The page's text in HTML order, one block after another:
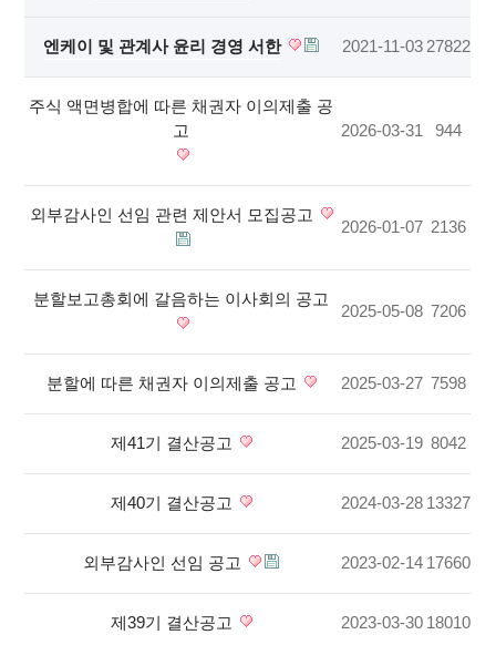
엔케이 및 관계사 윤리 경영 서한 2021-11-03 27822
주식 액면병합에 따른 채권자 이의제출 공
고
2026-03-31 944
외부감사인 선임 관련 제안서 모집공고
2026-01-07 2136
분할보고총회에 갈음하는 이사회의 공고
2025-05-08 7206
분할에 따른 채권자 이의제출 공고 2025-03-27 7598
제41기 결산공고 2025-03-19 8042
제40기 결산공고 2024-03-28 13327
외부감사인 선임 공고 2023-02-14 17660
제39기 결산공고 2023-03-30 18010